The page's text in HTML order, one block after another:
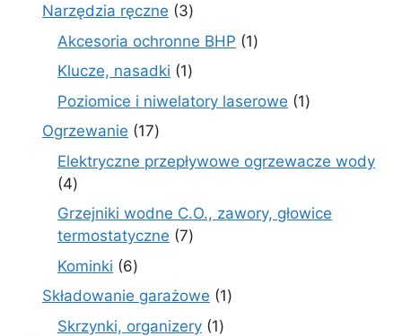
Narzędzia ręczne 33
produkty
Akcesoria ochronne BHP 11
Klucze, nasadki 11
produkt
Poziomice i niwelatory laserowe 11
Ogrzewanie 1717
produktów
Elektryczne przepływowe ogrzewacze wody
44
produkty
Grzejniki wodne C.O., zawory, głowice
termostatyczne 77
Kominki 66
produktów
Składowanie garażowe 11
Skrzynki, organizery 11